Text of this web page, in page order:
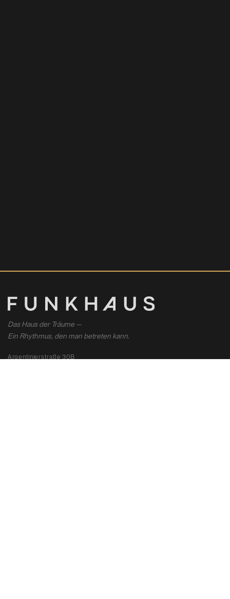
Das Haus der Träume —
Ein Rhythmus, den man betreten kann.
Argentinierstraße 30B